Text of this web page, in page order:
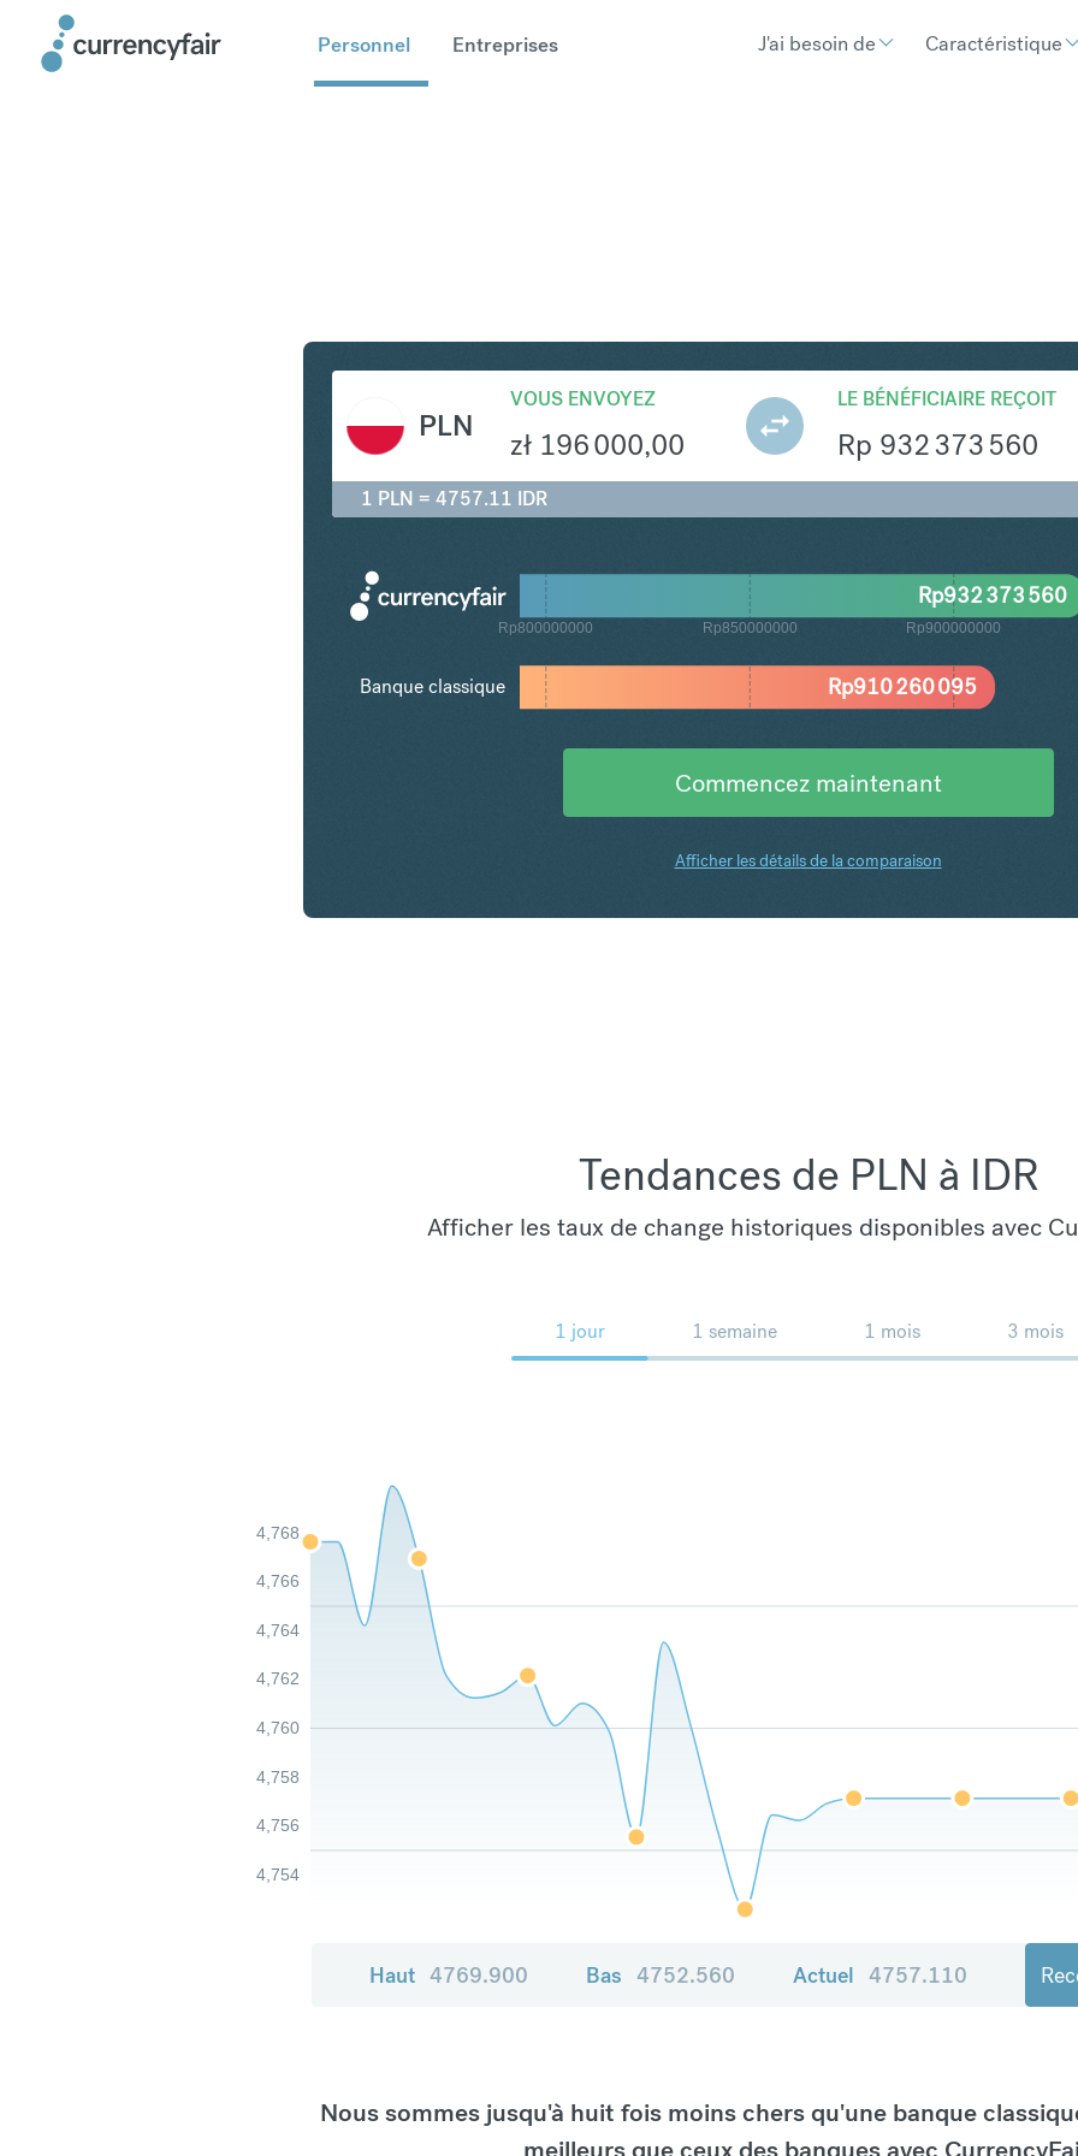
Personnel Entreprises J'ai besoin de Caractéristique
PLN
VOUS ENVOYEZ
zł 196 000,00
LE BÉNÉFICIAIRE REÇOIT
Rp 932 373 560
1 PLN = 4757.11 IDR
Rp800000000 Rp850000000 Rp900000000
Rp910 260 095
Rp932 373 560
Banque classique
Commencez maintenant
Afficher les détails de la comparaison
Tendances de PLN à IDR
Afficher les taux de change historiques disponibles avec
1 jour 1 semaine 1 mois 3 mois
4,754
4,756
4,758
4,760
4,762
4,764
4,766
4,768
Haut 4769.900 Bas 4752.560 Actuel 4757.110
Nous sommes jusqu'à huit fois moins chers qu'une banque
meilleurs que ceux des banques avec